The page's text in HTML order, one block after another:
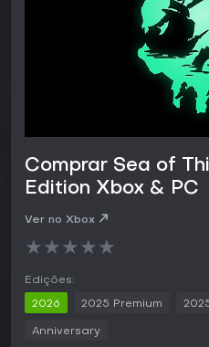
Comprar Sea of
Edition Xbox & PC
Ver no Xbox
★★★★★
Edições:
2026 2025 Premium
Anniversary